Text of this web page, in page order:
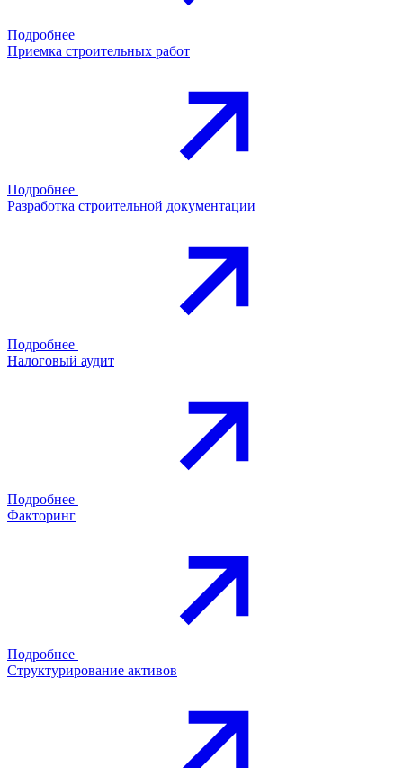
Подробнее
Приемка строительных работ
Подробнее
Разработка строительной документации
Подробнее
Налоговый аудит
Подробнее
Факторинг
Подробнее
Структурирование активов